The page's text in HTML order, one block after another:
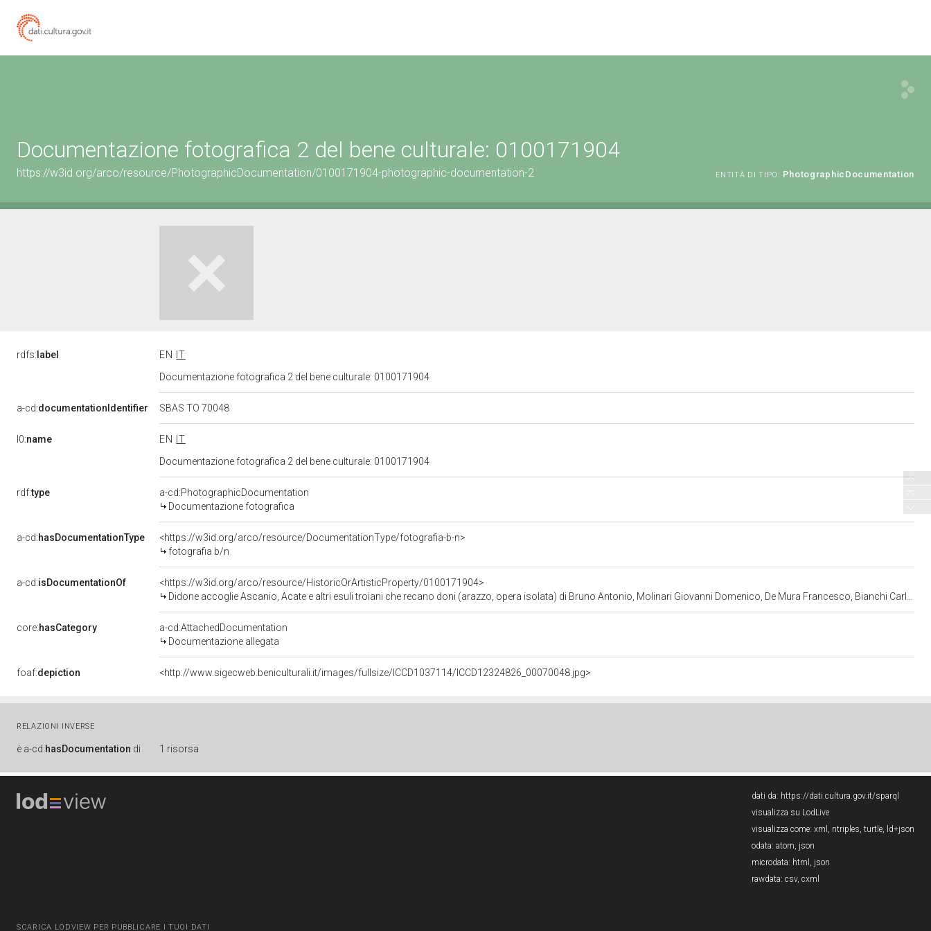
Documentazione fotografica 2 del bene culturale: 0100171904
https://w3id.org/arco/resource/PhotographicDocumentation/0100171904-photographic-documentation-2 ENTITÀ DI TIPO: PhotographicDocumentation
rdfs: label EN
IT
Documentazione fotografica 2 del bene culturale: 0100171904
a-cd:documentationIdentifier SBAS TO 70048
l0:name EN
IT
Documentazione fotografica 2 del bene culturale: 0100171904
rdf:type
a-cd:PhotographicDocumentation
Documentazione fotografica
a-cd:hasDocumentationType
<https://w3id.org/arco/resource/DocumentationType/fotografia-b-n>
fotografia b/n
a-cd:isDocumentationOf
<https://w3id.org/arco/resource/HistoricOrArtisticProperty/0100171904>
Didone accoglie Ascanio, Acate e altri esuli troiani che recano doni (arazzo, opera isolata) di Bruno Antonio, Molinari Giovanni Domenico, De Mura Francesco, Bianchi Carlo Felice, Rossi Mariano - manifattura torinese (ultimo quarto sec. XVIII)
core:hasCategory
a-cd:AttachedDocumentation
Documentazione allegata
foaf:depiction <http://www.sigecweb.beniculturali.it/images/fullsize/ICCD1037114/ICCD12324826_00070048.jpg>
RELAZIONI INVERSE
è a-cd:hasDocumentation di 1 risorsa
SCARICA LODVIEW PER PUBBLICARE I TUOI DATI
dati da: https://dati.cultura.gov.it/sparql
visualizza su LodLive
visualizza come: xml , ntriples, turtle, ld+json
odata: atom, json
microdata: html , json
rawdata: csv, cxml